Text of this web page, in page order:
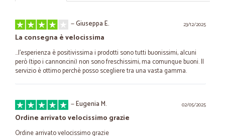
23/12/2025
—Giuseppa E.
La consegna è velocissima
...l'esperienza è positivissima i prodotti sono tutti buonissimi, alcuni
però (tipo i cannoncini) non sono freschissimi, ma comunque buoni. Il
servizio è ottimo perchè posso scegliere tra una vasta gamma.
02/05/2025
—Eugenia M.
Ordine arrivato velocissimo grazie
Ordine arrivato velocissimo grazie